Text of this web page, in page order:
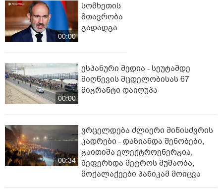
00:00
სომხეთის
მთავრობა
გადადგა
00:00
ესპანური მედია - სეუტამდე
მიღწევის მცდელობისას 67
მიგრანტი დაიღუპა
00:34
ვრცელდება ძლიერი მიწისძვრის
კადრები - დაზიანდა შენობები,
გაითიშა ელექტროენერგია,
შეფერხდა მეტროს მუშაობა,
მოქალაქეები პანიკამ მოიცვა